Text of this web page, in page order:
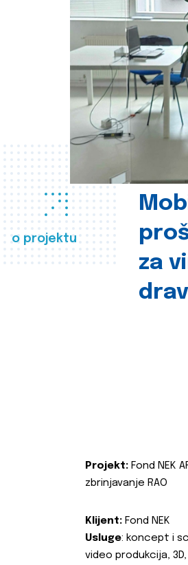
o projektu
za
Projekt: Fond NEK
zbrinjavanje RAO
Klijent: Fond NEK
Usluge: koncept i
video produkcija,